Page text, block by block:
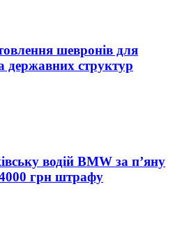
шевронів для
державних структур
водій BMW за п’яну
грн штрафу